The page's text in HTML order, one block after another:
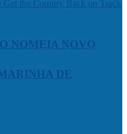
NOMEIA NOVO
DE